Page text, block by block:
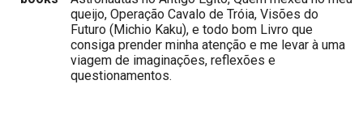
queijo, Operação Cavalo de Tróia, Visões do
Futuro (Michio Kaku), e todo bom Livro que
consiga prender minha atenção e me levar à uma
viagem de imaginações, reflexões e
questionamentos.